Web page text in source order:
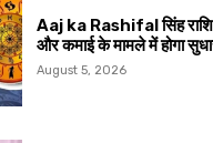
Aaj ka Rashifal सिंह
और कमाई के मामले में होगा
August 5, 2026